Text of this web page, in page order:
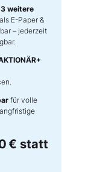
weitere
als E-Paper &
– jederzeit
für volle
€ statt